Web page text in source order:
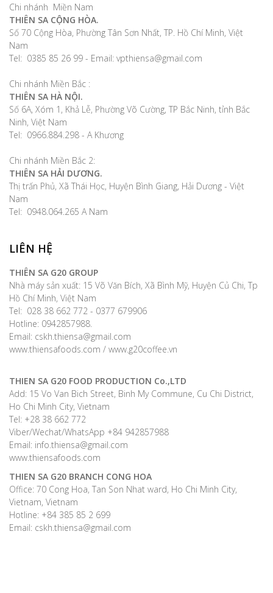
Chi nhánh Miền Nam
THIÊN SA CỘNG HÒA.
Số 70 Cộng Hòa, Phường Tân Sơn Nhất, TP. Hồ Chí Minh, Việt
Nam
Tel: 0385 85 26 99 - Email: vpthiensa@gmail.com
Chi nhánh Miền Bắc :
THIÊN SA HÀ NỘI.
Số 6A, Xóm 1, Khả Lễ, Phường Võ Cường, TP Bắc Ninh, tỉnh Bắc
Ninh, Việt Nam
Tel: 0966.884.298 - A Khương
Chi nhánh Miền Bắc 2:
THIÊN SA HẢI DƯƠNG.
Thị trấn Phủ, Xã Thái Học, Huyện Bình Giang, Hải Dương - Việt
Nam
Tel: 0948.064.265 A Nam
LIÊN HỆ
THIÊN SA G20 GROUP
Nhà máy sản xuất: 15 Võ Văn Bích, Xã Bình Mỹ, Huyện Củ Chi, Tp
Hồ Chí Minh, Việt Nam
Tel: 028 38 662 772 - 0377 679906
Hotline: 0942857988.
Email: cskh.thiensa@gmail.com
www.thiensafoods.com / www.g20coffee.vn
THIEN SA G20 FOOD PRODUCTION Co.,LTD
Add: 15 Vo Van Bich Street, Binh My Commune, Cu Chi District,
Ho Chi Minh City, Vietnam
Tel: +28 38 662 772
Viber/Wechat/WhatsApp +84 942857988
Email: info.thiensa@gmail.com
www.thiensafoods.com
THIEN SA G20 BRANCH CONG HOA
Office: 70 Cong Hoa, Tan Son Nhat ward, Ho Chi Minh City,
Vietnam, Vietnam
Hotline: +84 385 85 2 699
Email: cskh.thiensa@gmail.com